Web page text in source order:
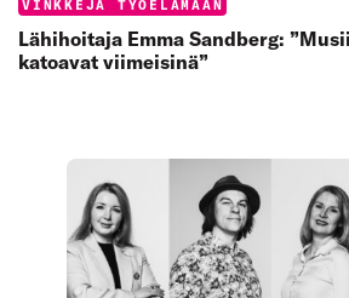
Categories:
VINKKEJÄ TYÖELÄMÄÄN
Lähihoitaja Emma Sandberg:
katoavat viimeisinä”